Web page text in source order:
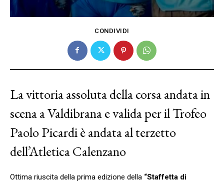
CONDIVIDI
La vittoria assoluta della corsa andata in
scena a Valdibrana e valida per il Trofeo
Paolo Picardi è andata al terzetto
dell’Atletica Calenzano
Ottima riuscita della prima edizione della “Staffetta di